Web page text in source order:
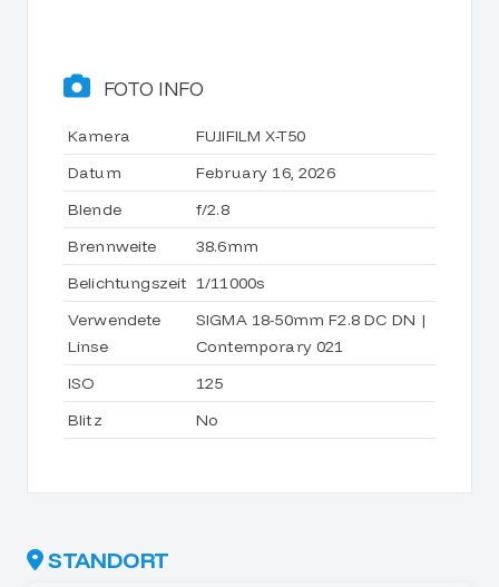
FOTO INFO
Kamera
FUJIFILM X-T50
Datum
February 16, 2026
Blende
f/2.8
Brennweite
38.6mm
Belichtungszeit 1/11000s
Verwendete
Linse
SIGMA 18-50mm F2.8 DC DN |
Contemporary 021
ISO
125
Blitz
No
STANDORT